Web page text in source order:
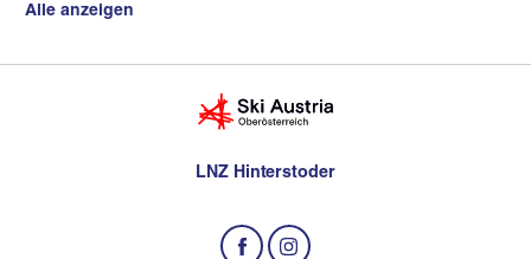
Alle anzeigen
LNZ Hinterstoder